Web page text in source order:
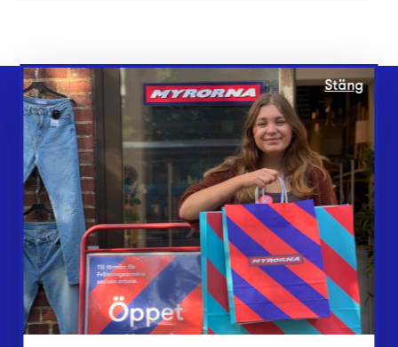
Webbshop
Butiker
Lämna in
Vårt överskott
Inlämningsplatser
Om Myrorna
Lediga jobb
Pressrum
Stäng